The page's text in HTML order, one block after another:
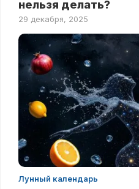
нельзя делать?
29 декабря, 2025
Лунный календарь